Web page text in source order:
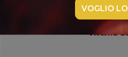
cod. S4755
Vittima
VOGLIO